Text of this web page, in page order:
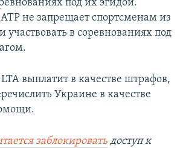
под их эгидой.
не запрещает спортсменам из
участвовать в соревнованиях под
выплатит в качестве штрафов,
Украине в качестве
заблокировать доступ к